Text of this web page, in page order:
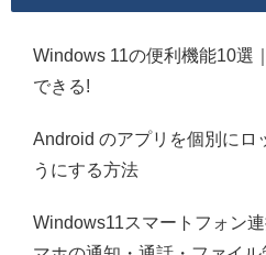
Windows 11の便利機能10選
できる!
Android のアプリを個別にロ
うにする方法
Windows11スマートフォン